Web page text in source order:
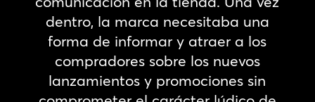
dentro, la marca necesitaba una
forma de informar y atraer a los
compradores sobre los nuevos
lanzamientos y promociones sin